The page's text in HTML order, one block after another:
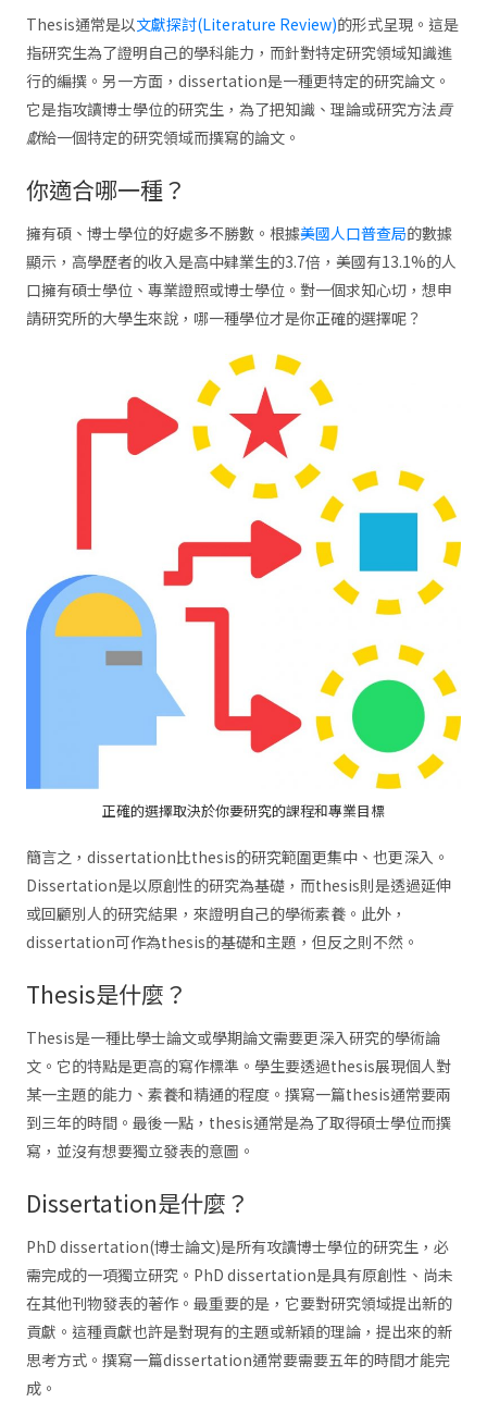
Thesis通常是以文獻探討(Literature Review)的形式呈現。這是
指研究生為了證明自己的學科能力，而針對特定研究領域知識進
行的編撰。另一方面，dissertation是一種更特定的研究論文。
它是指攻讀博士學位的研究生，為了把知識、理論或研究方法 貢
獻給一個特定的研究領域而撰寫的論文。
你適合哪一種？
擁有碩、博士學位的好處多不勝數。根據美國人口普查局的數據
顯示，高學歷者的收入是高中肄業生的3.7倍，美國有13.1%的人
口擁有碩士學位、專業證照或博士學位。對一個求知心切，想申
請研究所的大學生來說，哪一種學位才是你正確的選擇呢？
正確的選擇取決於你要研究的課程和專業目標
簡言之，dissertation比thesis的研究範圍更集中、也更深入。
Dissertation是以原創性的研究為基礎，而thesis則是透過延伸
或回顧別人的研究結果，來證明自己的學術素養。此外，
dissertation可作為thesis的基礎和主題，但反之則不然。
Thesis是什麼？
Thesis是一種比學士論文或學期論文需要更深入研究的學術論
文。它的特點是更高的寫作標準。學生要透過thesis展現個人對
某一主題的能力、素養和精通的程度。撰寫一篇thesis通常要兩
到三年的時間。最後一點，thesis通常是為了取得碩士學位而撰
寫，並沒有想要獨立發表的意圖。
Dissertation是什麼？
PhD dissertation(博士論文)是所有攻讀博士學位的研究生，必
需完成的一項獨立研究。PhD dissertation是具有原創性、尚未
在其他刊物發表的著作。最重要的是，它要對研究領域提出新的
貢獻。這種貢獻也許是對現有的主題或新穎的理論，提出來的新
思考方式。撰寫一篇dissertation通常要需要五年的時間才能完
成。